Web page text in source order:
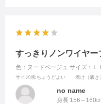
すっきりノンワイヤ
色：ヌードベージュ サイズ：Ｌ
サイズ感:ちょうどよい 着け（履き
no name
身長:156～